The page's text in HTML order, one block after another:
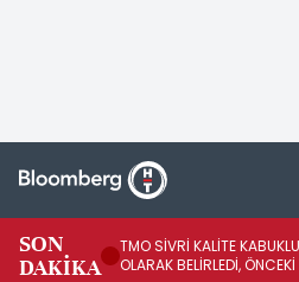
SON
DAKİKA
TMO SİVRİ KALİTE
OLARAK BELİRLEDİ,